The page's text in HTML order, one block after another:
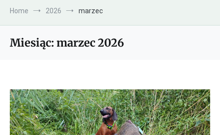
Home 2026 marzec
Miesiąc: marzec 2026